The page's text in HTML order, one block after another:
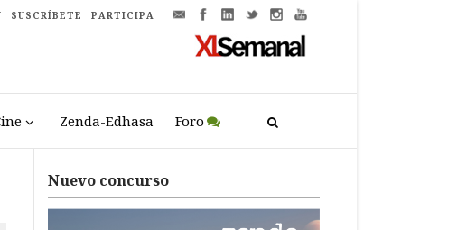
SUSCRÍBETE PARTICIPA
Zenda-Edhasa Foro
Nuevo concurso